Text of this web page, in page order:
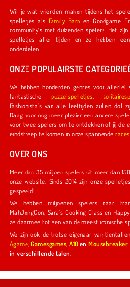
Wil je wat vrienden maken tijdens het
spelletjes als
Family Barn en Goodgame
community's met duizenden spelers. Het
spelletjes aller tijden en ze hebben een heleboel te gekke sociale
onderdelen.
ONZE POPULAIRSTE
We hebben honderden genres voor allerlei
fantastischepuzzelspelletjes
Daag voor nog meer plezier een andere speler uit in een van onze spelletjes
voor twee spelers om te ontdekken of jij de
eindstreep te komen in onze spannende
OVER ONS
Meer dan 35 miljoen spelers uit meer dan
onze website. Sinds 2014 zijn onze
gespeeld!
We hebben miljoenen spelers naar
MahJongCon, Sara's Cooking Class en Happy Wheels getrokken en hebben
We zijn ook de trotse eigenaar van
Agame ,Gamesgames,A10 enMousebreaker
in verschillende talen.